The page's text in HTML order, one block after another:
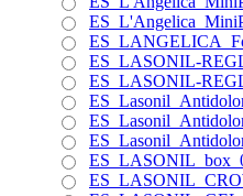
ES_LASONIL-
ES_LASONIL-